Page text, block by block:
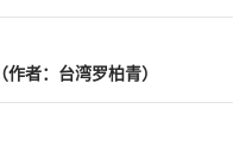
者：台湾罗柏青）